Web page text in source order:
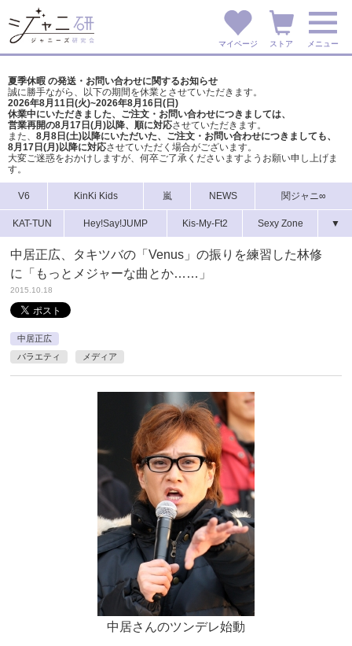
マイページ ストア メニュー
夏季休暇 の発送・お問い合わせに関するお知らせ
誠に勝手ながら、以下の期間を休業とさせていただきます。
2026年8月11日(火)~2026年8月16日(日)
休業中にいただきました、ご注文・お問い合わせにつきましては、
営業再開の8月17日(月)以降、順に対応させていただきます。
また、 8月8日(土)以降にいただいた、ご注文・ お問い合わせにつきましても、
8月17日(月)以降に対応させていただく場合がございます。
大変ご迷惑をおかけしますが、 何卒ご了承くださいますようお願い申し上げま
す。
V6 KinKi Kids 嵐 NEWS 関ジャニ∞
KAT-TUN Hey!Say!JUMP Kis-My-Ft2 Sexy Zone ▼
中居正広、タキツバの「Venus」の振りを練習した林修
に「もっとメジャーな曲とか……」
2015.10.18
中居正広
バラエティ
メディア
中居さんのツンデレ始動